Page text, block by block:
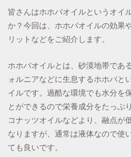
皆さんはホホバオイルというオイ
か？今回は、ホホバオイルの効果
リットなどをご紹介します。
ホホバオイルとは、砂漠地帯であ
ォルニアなどに生息するホホバと
イルです。過酷な環境でも水分を
とができるので栄養成分をたっぷ
コナッツオイルなどより、融点が
なりますが、通常は液体なので使
ても良いです。